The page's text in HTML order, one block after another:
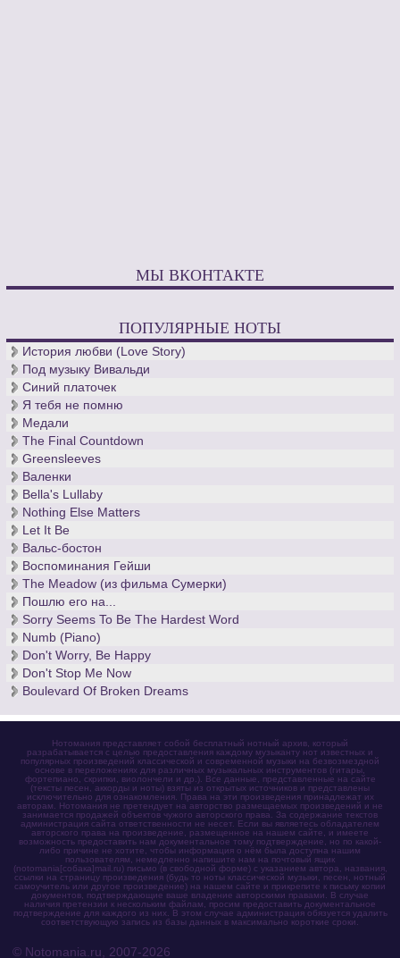
МЫ ВКОНТАКТЕ
ПОПУЛЯРНЫЕ НОТЫ
История любви (Love Story)
Под музыку Вивальди
Синий платочек
Я тебя не помню
Медали
The Final Countdown
Greensleeves
Валенки
Bella's Lullaby
Nothing Else Matters
Let It Be
Вальс-бостон
Воспоминания Гейши
The Meadow (из фильма Сумерки)
Пошлю его на...
Sorry Seems To Be The Hardest Word
Numb (Piano)
Don't Worry, Be Happy
Don't Stop Me Now
Boulevard Of Broken Dreams
Нотомания представляет собой бесплатный нотный архив, который
разрабатывается с целью предоставления каждому музыканту нот известных и
популярных произведений классической и современной музыки на безвозмездной
основе в переложениях для различных музыкальных инструментов (гитары,
фортепиано, скрипки, виолончели и др.). Все данные, представленные на сайте
(тексты песен, аккорды и ноты) взяты из открытых источников и представлены
исключительно для ознакомления. Права на эти произведения принадлежат их
авторам. Нотомания не претендует на авторство размещаемых произведений и не
занимается продажей объектов чужого авторского права. За содержание текстов
администрация сайта ответственности не несет. Если вы являетесь обладателем
авторского права на произведение, размещенное на нашем сайте, и имеете
возможность предоставить нам документальное тому подтверждение, но по какой-
либо причине не хотите, чтобы информация о нём была доступна нашим
пользователям, немедленно напишите нам на почтовый ящик
(notomania[собака]mail.ru) письмо (в свободной форме) с указанием автора, названия,
ссылки на страницу произведения (будь то ноты классической музыки, песен, нотный
самоучитель или другое произведение) на нашем сайте и прикрепите к письму копии
документов, подтверждающие ваше владение авторскими правами. В случае
наличия претензии к нескольким файлам, просим предоставить документальное
подтверждение для каждого из них. В этом случае администрация обязуется удалить
соответствующую запись из базы данных в максимально короткие сроки.
© Notomania.ru, 2007-2026